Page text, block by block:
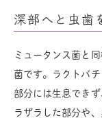
深部へと虫歯
ミュータンス菌と
菌です。ラクトバ
部分には生息でき
ラザラした部分や